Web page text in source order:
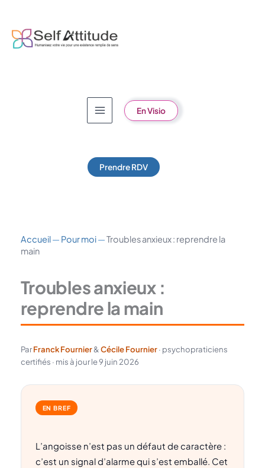
contenu
En Visio
Prendre RDV
Accueil— Pour moi—Troubles anxieux : reprendre la
main
Troubles anxieux :
reprendre la main
ParFranck Fournier&Cécile Fournier· psychopraticiens
certifiés · mis à jour le 9 juin 2026
EN BREF
L’angoisse n’est pas un défaut de caractère :
c’est un signal d’alarme qui s’est emballé. Cet